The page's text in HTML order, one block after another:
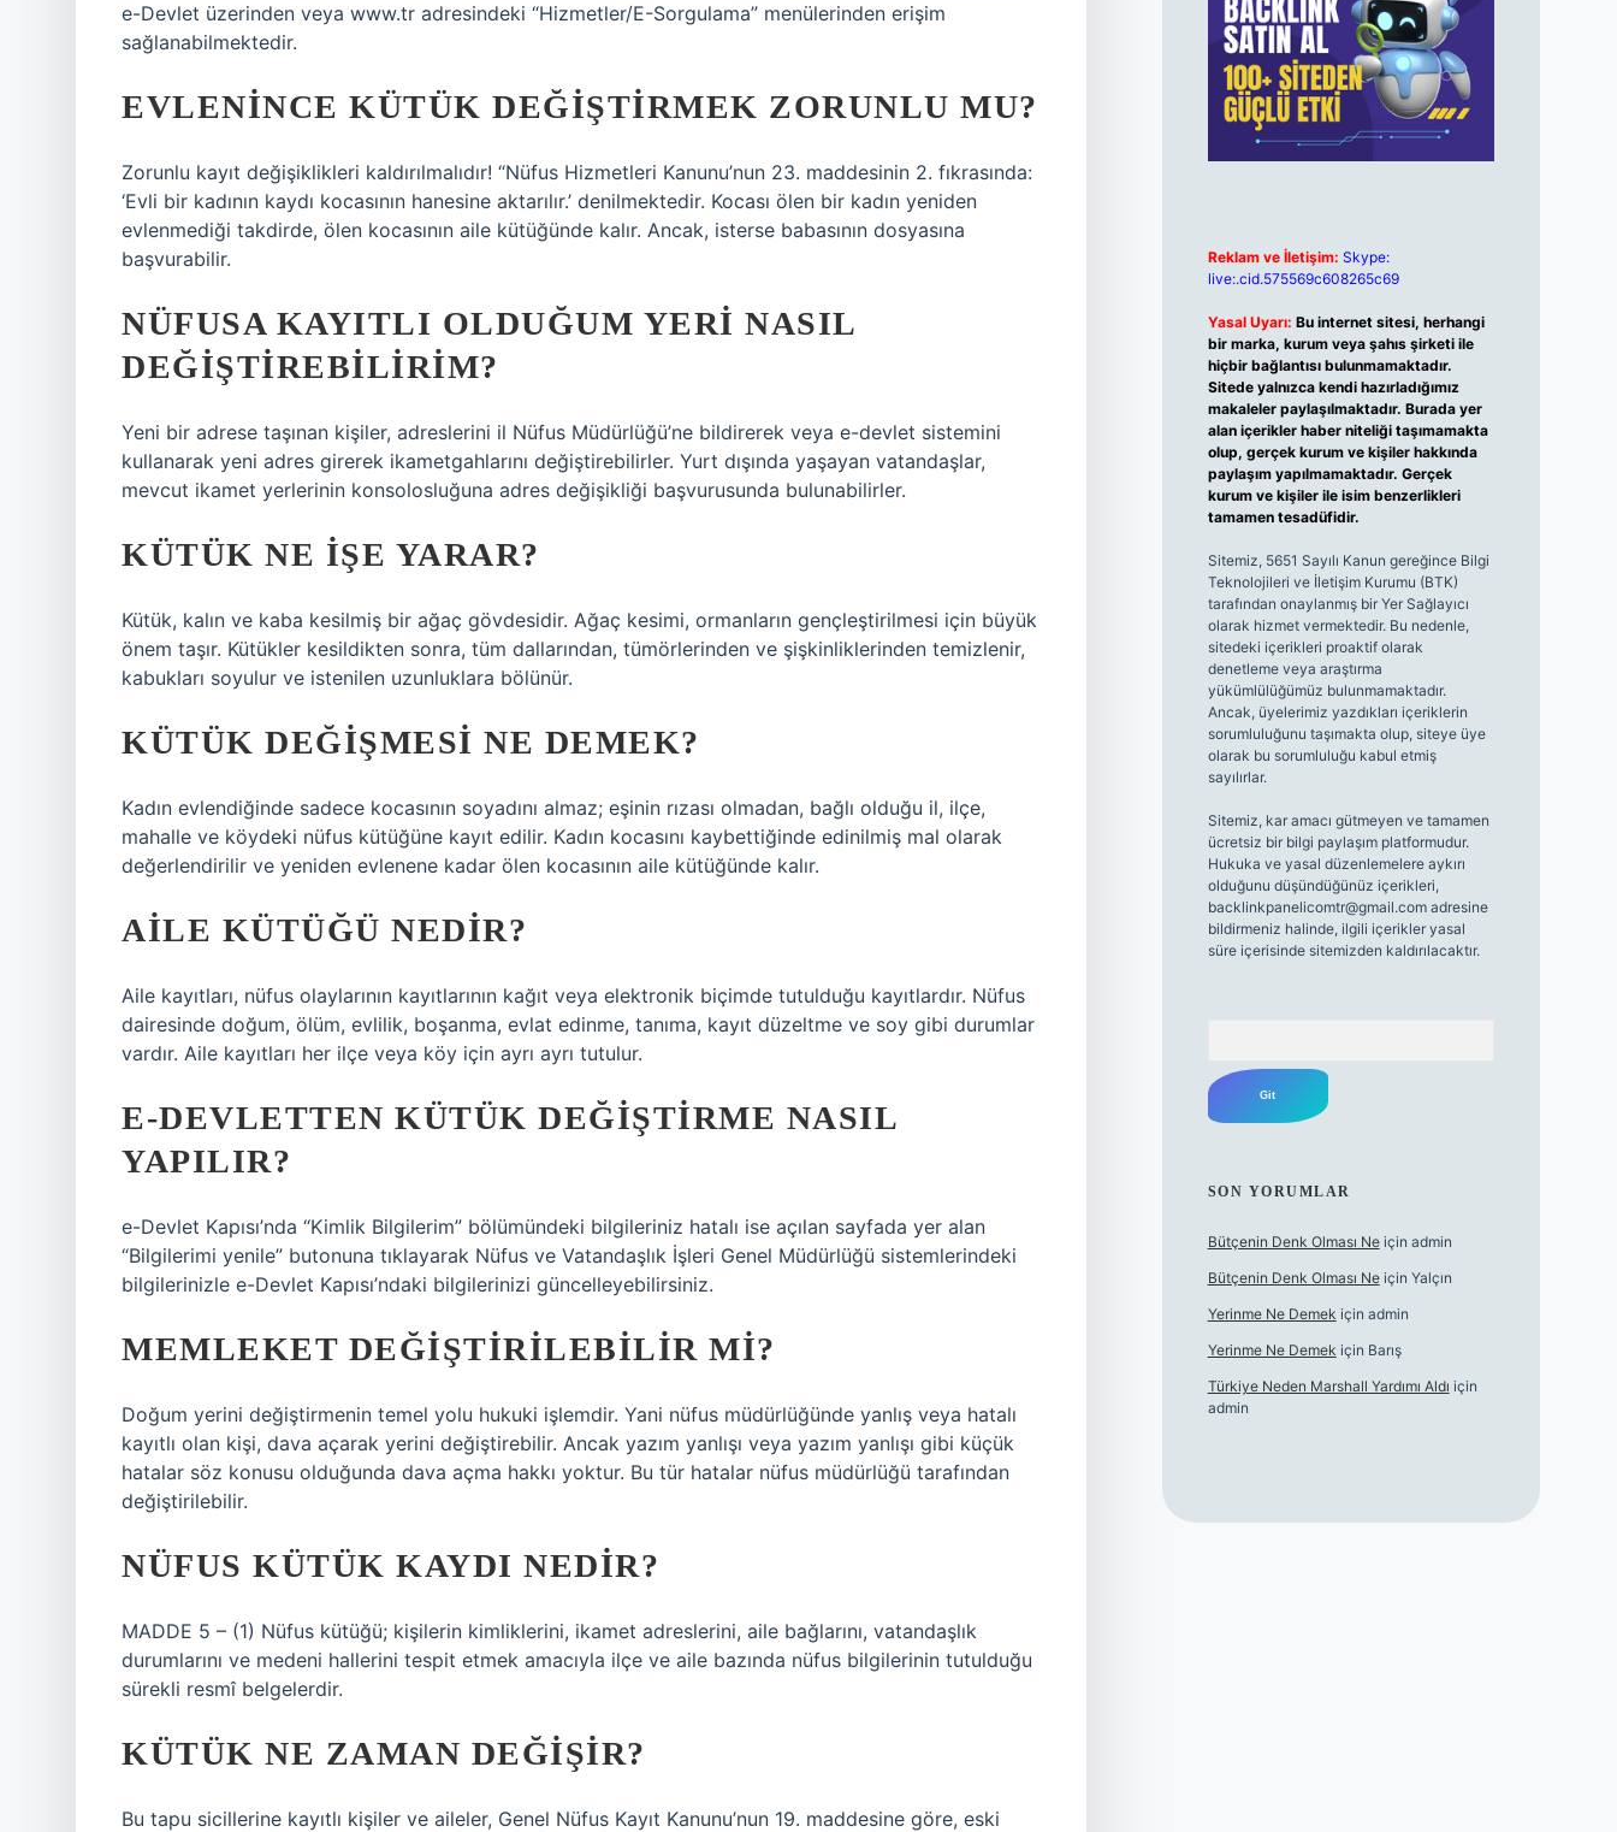
e-Devlet üzerinden veya www.tr adresindeki “Hizmetler/E-Sorgulama” menülerinden erişim
sağlanabilmektedir.
EVLENINCE KÜTÜK DEĞIŞTIRMEK ZORUNLU MU?
Zorunlu kayıt değişiklikleri kaldırılmalıdır! “Nüfus Hizmetleri Kanunu’nun 23. maddesinin 2. fıkrasında:
‘Evli bir kadının kaydı kocasının hanesine aktarılır.’ denilmektedir. Kocası ölen bir kadın yeniden
evlenmediği takdirde, ölen kocasının aile kütüğünde kalır. Ancak, isterse babasının dosyasına
başvurabilir.
NÜFUSA KAYITLI OLDUĞUM YERI NASIL
DEĞIŞTIREBILIRIM?
Yeni bir adrese taşınan kişiler, adreslerini il Nüfus Müdürlüğü’ne bildirerek veya e-devlet sistemini
kullanarak yeni adres girerek ikametgahlarını değiştirebilirler. Yurt dışında yaşayan vatandaşlar,
mevcut ikamet yerlerinin konsolosluğuna adres değişikliği başvurusunda bulunabilirler.
KÜTÜK NE IŞE YARAR?
Kütük, kalın ve kaba kesilmiş bir ağaç gövdesidir. Ağaç kesimi, ormanların gençleştirilmesi için büyük
önem taşır. Kütükler kesildikten sonra, tüm dallarından, tümörlerinden ve şişkinliklerinden temizlenir,
kabukları soyulur ve istenilen uzunluklara bölünür.
KÜTÜK DEĞIŞMESI NE DEMEK?
Kadın evlendiğinde sadece kocasının soyadını almaz; eşinin rızası olmadan, bağlı olduğu il, ilçe,
mahalle ve köydeki nüfus kütüğüne kayıt edilir. Kadın kocasını kaybettiğinde edinilmiş mal olarak
değerlendirilir ve yeniden evlenene kadar ölen kocasının aile kütüğünde kalır.
AILE KÜTÜĞÜ NEDIR?
Aile kayıtları, nüfus olaylarının kayıtlarının kağıt veya elektronik biçimde tutulduğu kayıtlardır. Nüfus
dairesinde doğum, ölüm, evlilik, boşanma, evlat edinme, tanıma, kayıt düzeltme ve soy gibi durumlar
vardır. Aile kayıtları her ilçe veya köy için ayrı ayrı tutulur.
E-DEVLETTEN KÜTÜK DEĞIŞTIRME NASIL
YAPILIR?
e-Devlet Kapısı’nda “Kimlik Bilgilerim” bölümündeki bilgileriniz hatalı ise açılan sayfada yer alan
“Bilgilerimi yenile” butonuna tıklayarak Nüfus ve Vatandaşlık İşleri Genel Müdürlüğü sistemlerindeki
bilgilerinizle e-Devlet Kapısı’ndaki bilgilerinizi güncelleyebilirsiniz.
MEMLEKET DEĞIŞTIRILEBILIR MI?
Doğum yerini değiştirmenin temel yolu hukuki işlemdir. Yani nüfus müdürlüğünde yanlış veya hatalı
kayıtlı olan kişi, dava açarak yerini değiştirebilir. Ancak yazım yanlışı veya yazım yanlışı gibi küçük
hatalar söz konusu olduğunda dava açma hakkı yoktur. Bu tür hatalar nüfus müdürlüğü tarafından
değiştirilebilir.
NÜFUS KÜTÜK KAYDI NEDIR?
MADDE 5 – (1) Nüfus kütüğü; kişilerin kimliklerini, ikamet adreslerini, aile bağlarını, vatandaşlık
durumlarını ve medeni hallerini tespit etmek amacıyla ilçe ve aile bazında nüfus bilgilerinin tutulduğu
sürekli resmî belgelerdir.
KÜTÜK NE ZAMAN DEĞIŞIR?
Bu tapu sicillerine kayıtlı kişiler ve aileler, Genel Nüfus Kayıt Kanunu’nun 19. maddesine göre, eski
Reklam ve İletişim: Skype:
live:.cid.575569c608265c69
Yasal Uyarı: Bu internet sitesi, herhangi
bir marka, kurum veya şahıs şirketi ile
hiçbir bağlantısı bulunmamaktadır.
Sitede yalnızca kendi hazırladığımız
makaleler paylaşılmaktadır. Burada yer
alan içerikler haber niteliği taşımamakta
olup, gerçek kurum ve kişiler hakkında
paylaşım yapılmamaktadır. Gerçek
kurum ve kişiler ile isim benzerlikleri
tamamen tesadüfidir.
Sitemiz, 5651 Sayılı Kanun gereğince Bilgi
Teknolojileri ve İletişim Kurumu (BTK)
tarafından onaylanmış bir Yer Sağlayıcı
olarak hizmet vermektedir. Bu nedenle,
sitedeki içerikleri proaktif olarak
denetleme veya araştırma
yükümlülüğümüz bulunmamaktadır.
Ancak, üyelerimiz yazdıkları içeriklerin
sorumluluğunu taşımakta olup, siteye üye
olarak bu sorumluluğu kabul etmiş
sayılırlar.
Sitemiz, kar amacı gütmeyen ve tamamen
ücretsiz bir bilgi paylaşım platformudur.
Hukuka ve yasal düzenlemelere aykırı
olduğunu düşündüğünüz içerikleri,
backlinkpanelicomtr@gmail.comadresine
bildirmeniz halinde, ilgili içerikler yasal
süre içerisinde sitemizden kaldırılacaktır.
SON YORUMLAR
Bütçenin Denk Olması Neiçin admin
Bütçenin Denk Olması Neiçin Yalçın
Yerinme Ne Demek için admin
Yerinme Ne Demek için Barış
Türkiye Neden Marshall Yardımı Aldı için
admin